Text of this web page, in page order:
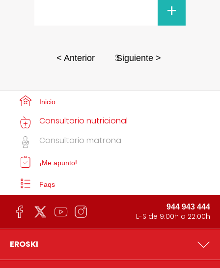
+
< Anterior 3Siguiente >
Inicio
Consultorio nutricional
Consultorio matrona
¡Me apunto!
Faqs
944 943 444
L-S de 9:00h a 22:00h
EROSKI